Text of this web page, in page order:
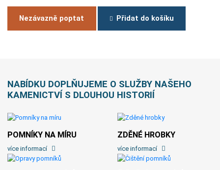
Nezávazně poptat Přidat do košíku
NABÍDKU DOPLŇUJEME O SLUŽBY NAŠEHO
KAMENICTVÍ S DLOUHOU HISTORIÍ
POMNÍKY NA MÍRU
více informací
ZDĚNÉ HROBKY
více informací